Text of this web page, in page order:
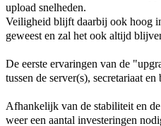
upload snelheden.
Veiligheid blijft daarbij ook hoog
geweest en zal het ook altijd
De eerste ervaringen van de
tussen de server(s), secretariaat
Afhankelijk van de stabiliteit en
weer een aantal investeringen